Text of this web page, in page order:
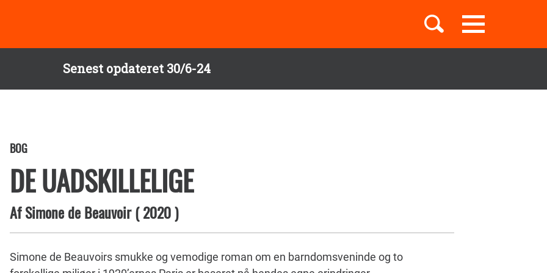
Senest opdateret 30/6-24
Toggle
navigation
Børnebøger
Temaer
BOG
DE UADSKILLELIGE
AfSimone de Beauvoir(2020)
Simone de Beauvoirs smukke og vemodige roman om en barndomsveninde og to